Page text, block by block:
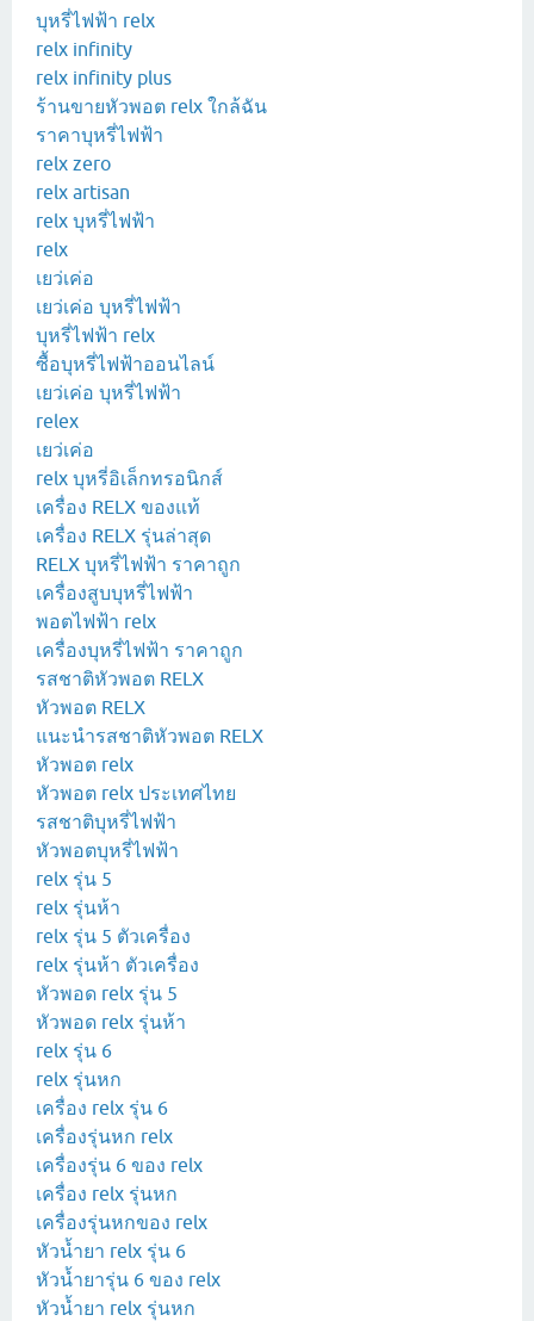
บุหรี่ไฟฟ้า relx
relx infinity
relx infinity plus
ร้านขายหัวพอต relx ใกล้ฉัน
ราคาบุหรี่ไฟฟ้า
relx zero
relx artisan
relx บุหรี่ไฟฟ้า
relx
เยว่เค่อ
เยว่เค่อ บุหรี่ไฟฟ้า
บุหรี่ไฟฟ้า relx
ซื้อบุหรี่ไฟฟ้าออนไลน์
เยว่เค่อ บุหรี่ไฟฟ้า
relex
เยว่เค่อ
relx บุหรี่อิเล็กทรอนิกส์
เครื่อง RELX ของแท้
เครื่อง RELX รุ่นล่าสุด
RELX บุหรี่ไฟฟ้า ราคาถูก
เครื่องสูบบุหรี่ไฟฟ้า
พอตไฟฟ้า relx
เครื่องบุหรี่ไฟฟ้า ราคาถูก
รสชาติหัวพอต RELX
หัวพอต RELX
แนะนำรสชาติหัวพอต RELX
หัวพอต relx
หัวพอต relx ประเทศไทย
รสชาติบุหรี่ไฟฟ้า
หัวพอตบุหรี่ไฟฟ้า
relx รุ่น 5
relx รุ่นห้า
relx รุ่น 5 ตัวเครื่อง
relx รุ่นห้า ตัวเครื่อง
หัวพอด relx รุ่น 5
หัวพอด relx รุ่นห้า
relx รุ่น 6
relx รุ่นหก
เครื่อง relx รุ่น 6
เครื่องรุ่นหก relx
เครื่องรุ่น 6 ของ relx
เครื่อง relx รุ่นหก
เครื่องรุ่นหกของ relx
หัวน้ำยา relx รุ่น 6
หัวน้ำยารุ่น 6 ของ relx
หัวน้ำยา relx รุ่นหก